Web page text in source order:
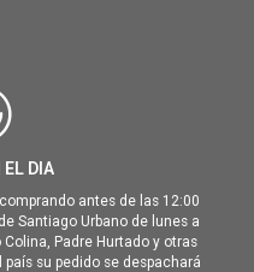
EL DIA
antes de las 12:00
Santiago Urbano de lunes a
Padre Hurtado y otras
su pedido se despachará